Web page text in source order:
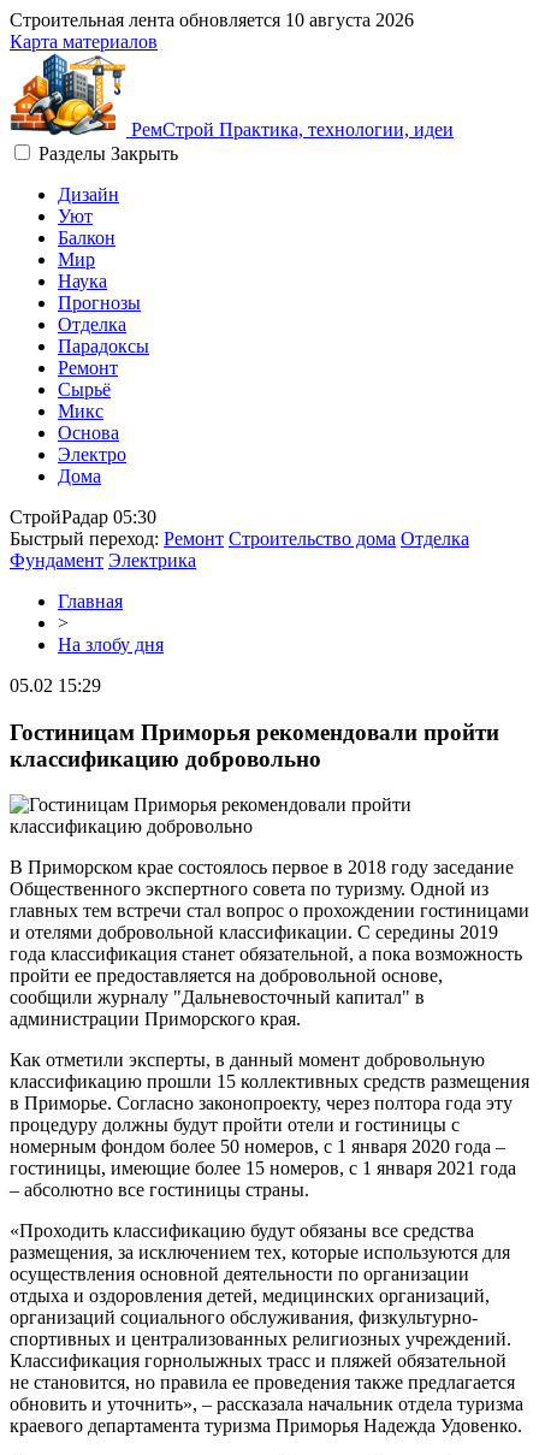
Строительная лента обновляется 10 августа 2026
Карта материалов
РемСтрой Практика, технологии, идеи
Разделы Закрыть
Дизайн
Уют
Балкон
Мир
Наука
Прогнозы
Отделка
Парадоксы
Ремонт
Сырьё
Микс
Основа
Электро
Дома
СтройРадар 05:30
Быстрый переход: Ремонт Строительство дома Отделка
Фундамент Электрика
Главная
>
На злобу дня
05.02 15:29
Гостиницам Приморья рекомендовали пройти
классификацию добровольно
В Приморском крае состоялось первое в 2018 году заседание
Общественного экспертного совета по туризму. Одной из
главных тем встречи стал вопрос о прохождении гостиницами
и отелями добровольной классификации. С середины 2019
года классификация станет обязательной, а пока возможность
пройти ее предоставляется на добровольной основе,
сообщили журналу "Дальневосточный капитал" в
администрации Приморского края.
Как отметили эксперты, в данный момент добровольную
классификацию прошли 15 коллективных средств размещения
в Приморье. Согласно законопроекту, через полтора года эту
процедуру должны будут пройти отели и гостиницы с
номерным фондом более 50 номеров, с 1 января 2020 года –
гостиницы, имеющие более 15 номеров, с 1 января 2021 года
– абсолютно все гостиницы страны.
«Проходить классификацию будут обязаны все средства
размещения, за исключением тех, которые используются для
осуществления основной деятельности по организации
отдыха и оздоровления детей, медицинских организаций,
организаций социального обслуживания, физкультурно-
спортивных и централизованных религиозных учреждений.
Классификация горнолыжных трасс и пляжей обязательной
не становится, но правила ее проведения также предлагается
обновить и уточнить», – рассказала начальник отдела туризма
краевого департамента туризма Приморья Надежда Удовенко.